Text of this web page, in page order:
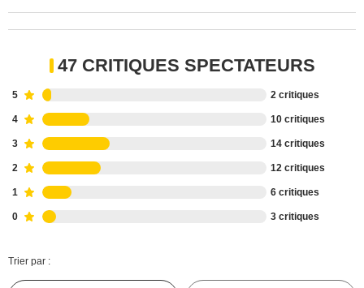
47 CRITIQUES SPECTATEURS
5 2 critiques
4 10 critiques
3 14 critiques
2 12 critiques
1 6 critiques
0 3 critiques
Trier par :